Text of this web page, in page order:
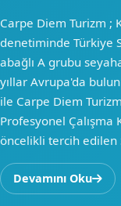
Carpe Diem Turizm ;
denetiminde Türkiye
abağlı A grubu
yıllar Avrupa'da
ile Carpe Diem
Profesyonel
öncelikli tercih edilen
Devamını Oku